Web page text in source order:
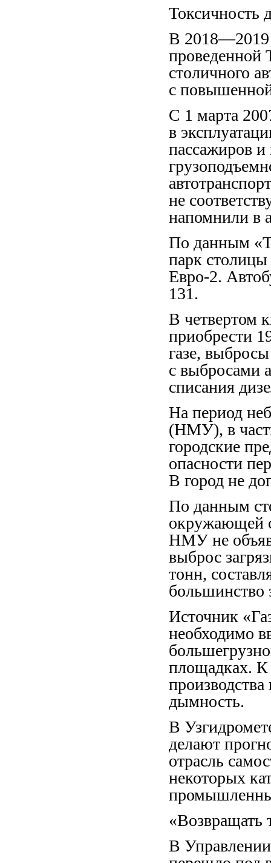
Токсичность
В 2018—2019
проведенной
столичного
с
С 1 марта
в
пассажиров и
не
напомнили в
По данным
парк столицы
Евро-2.
131.
В четвертом
приобрести
газе,
с выбросами
списания
На период
(НМУ), в
городские
опасности
В город не
По данным
окружающей
НМУ не
выброс
тонн,
большинство
Источник
необходимо
площадках. К
производства
дымность.
В
делают
отрасль
некоторых
«Возвращать
В